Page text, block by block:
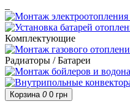
Комплектующие
Радиаторы / Батареи
Корзина 0 0 грн